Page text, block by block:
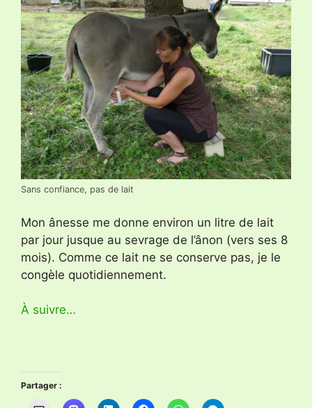
Sans confiance, pas de lait
Mon ânesse me donne environ un litre de lait
par jour jusque au sevrage de l’ânon (vers ses 8
mois). Comme ce lait ne se conserve pas, je le
congèle quotidiennement.
À suivre…
Partager :